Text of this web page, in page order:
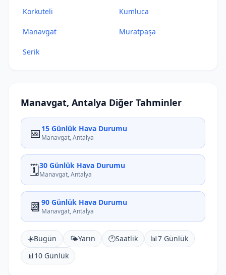
Korkuteli Kumluca
Manavgat Muratpaşa
Serik
Manavgat, Antalya Diğer Tahminler
📅 15 Günlük Hava Durumu
Manavgat, Antalya
🗓️30 Günlük Hava Durumu
Manavgat, Antalya
📆 90 Günlük Hava Durumu
Manavgat, Antalya
☀️Bugün 🌤️Yarın 🕐Saatlik 📊7 Günlük
📊10 Günlük